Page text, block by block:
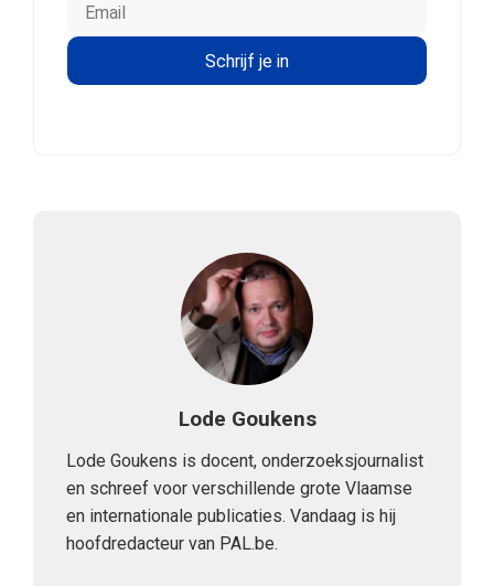
Lode Goukens
Lode Goukens is docent, onderzoeksjournalist
en schreef voor verschillende grote Vlaamse
en internationale publicaties. Vandaag is hij
hoofdredacteur van PAL.be.